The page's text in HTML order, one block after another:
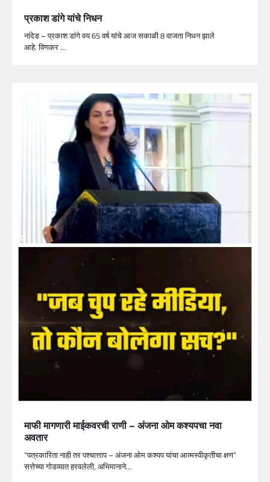
प्रकाश डांगे यांचे निधन
नांदेड – प्रकाश डांगे वय 65 वर्ष यांचे आज सकाळी 8 वाजता निधन झाले
आहे. विणकर …
माफी मागणारी माईकवरची राणी – अंजना ओम कश्यपचा नवा
अवतार
“पत्रकारिता नाही तर पश्चात्ताप – अंजना ओम कश्यप यांचा आत्मस्वीकृतीचा क्षण”
सत्तेच्या गोडव्यात हरवलेली, अभिमानाने…